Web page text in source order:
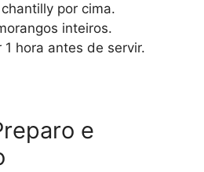
por cima.
inteiros.
1 hora antes de servir.
e